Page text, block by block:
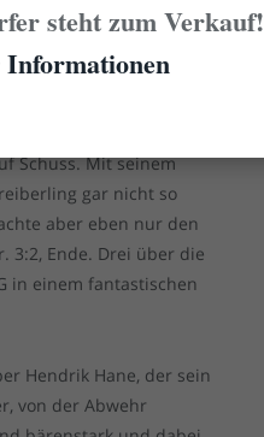
bemerkbar, wobei die
waren, auch
minutenlang kaum
ein langes, sehr
Schuss. Mit seinem
gar nicht so
aber eben nur den
3:2, Ende. Drei über die
in einem fantastischen
Hendrik Hane, der sein
von der Abwehr
steht zum Verkauf!